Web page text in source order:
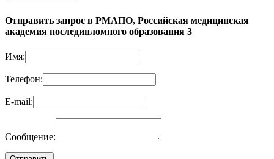
Отправить запрос в РМАПО, Российская медицинская
академия последипломного образования 3
Имя:
Телефон:
E-mail:
Сообщение: